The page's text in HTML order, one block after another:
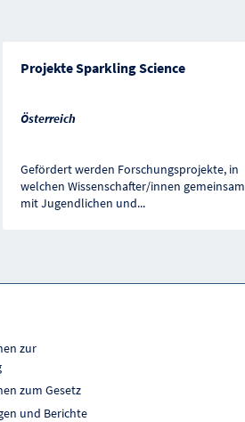
Projekte Sparkling Science
Österreich
Gefördert werden Forschungsprojekte, in
welchen Wissenschafter/innen gemeinsam
mit Jugendlichen und...
zur
zum Gesetz
und Berichte